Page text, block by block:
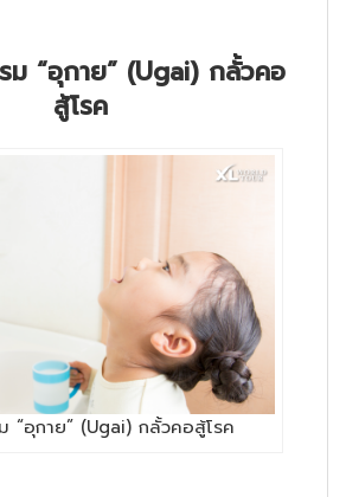
ม “อุกาย” (Ugai) กลั้วคอ
สู้โรค
“อุกาย” (Ugai) กลั้วคอสู้โรค